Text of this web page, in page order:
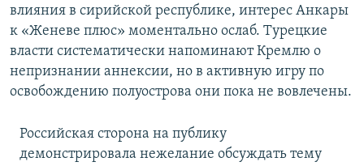
влияния в сирийской республике, интерес Анкары
к «Женеве плюс» моментально ослаб. Турецкие
власти систематически напоминают Кремлю о
непризнании аннексии, но в активную игру по
освобождению полуострова они пока не вовлечены.
Российская сторона на публику
демонстрировала нежелание обсуждать тему